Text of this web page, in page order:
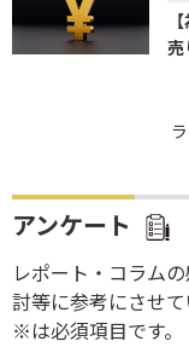
売
アンケート
レポート・コラム
討等に参考にさせて
※は必須項目です。